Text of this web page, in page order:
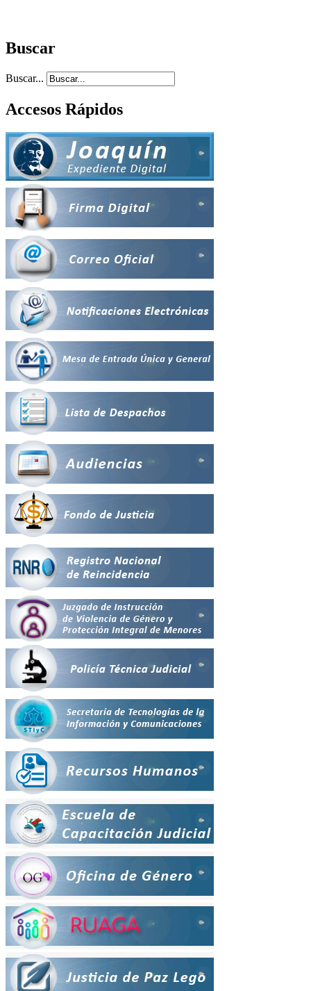
Buscar
Buscar...
Accesos Rápidos